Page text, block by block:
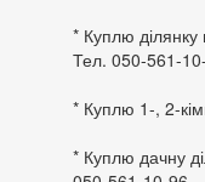
* Куплю ділянку
Тел. 050-561-
* Куплю 1-, 2-
* Куплю дачну